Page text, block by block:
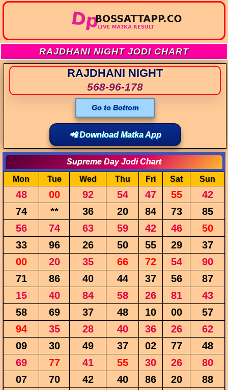
RAJDHANI NIGHT JODI CHART
RAJDHANI NIGHT
568-96-178
Go to Bottom
📲 Download Matka App
Supreme Day Jodi Chart
Mon
Tue Wed Thu Fri Sat Sun
48 00 92 54 47 55
42
74
** 36 20 84 73
85
56
74 63 59 42 46
50
33
96 26 50 55 29
37
00
20 35 66 72 54
90
71
86 40 44 37 56
87
15
40 84 58 26 81
43
58
69 37 48 10 00
57
94
35 28 40 36 26
62
09
30 49 37 02 77
48
69
77 41 55 30 26
80
07
70 42 40 86 20
88